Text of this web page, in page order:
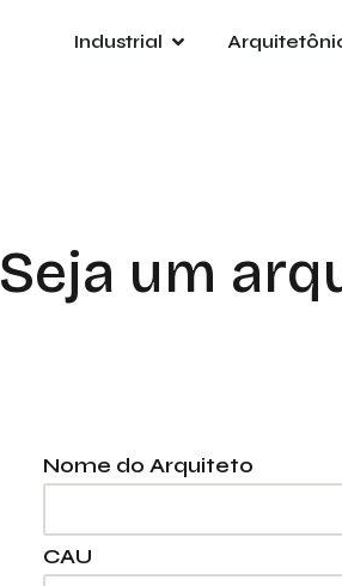
Industrial
Seja um
Nome do Arquiteto
CAU